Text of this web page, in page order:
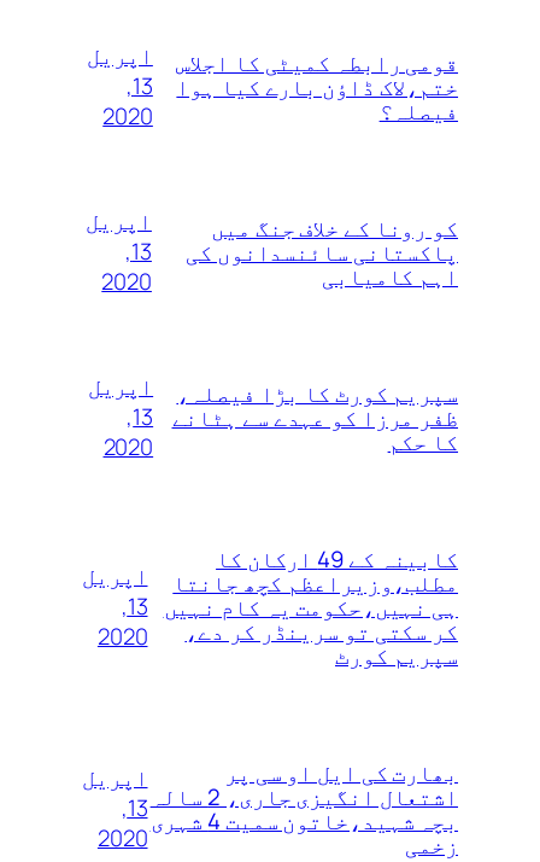
قومی رابطہ کمیٹی کا اجلاس
ختم،لاک ڈاؤن بارے کیا ہوا
فیصلہ؟
اپریل
13,
2020
کو رونا کے خلاف جنگ میں
پاکستانی سائنسدانوں کی
اہم کامیابی
اپریل
13,
2020
سپریم کورٹ کا بڑا فیصلہ،
ظفر مرزا کو عہدے سے ہٹانے
کا حکم
اپریل
13,
2020
کابینہ کے 49 ارکان کا
مطلب،وزیراعظم کچھ جانتا
ہی نہیں،حکومت یہ کام نہیں
کر سکتی تو سرینڈر کر دے،
سپریم کورٹ
اپریل
13,
2020
بھارت کی ایل او سی پر
اشتعال انگیزی جاری، 2 سالہ
بچہ شہید،خاتون سمیت 4 شہری
زخمی
اپریل
13,
2020